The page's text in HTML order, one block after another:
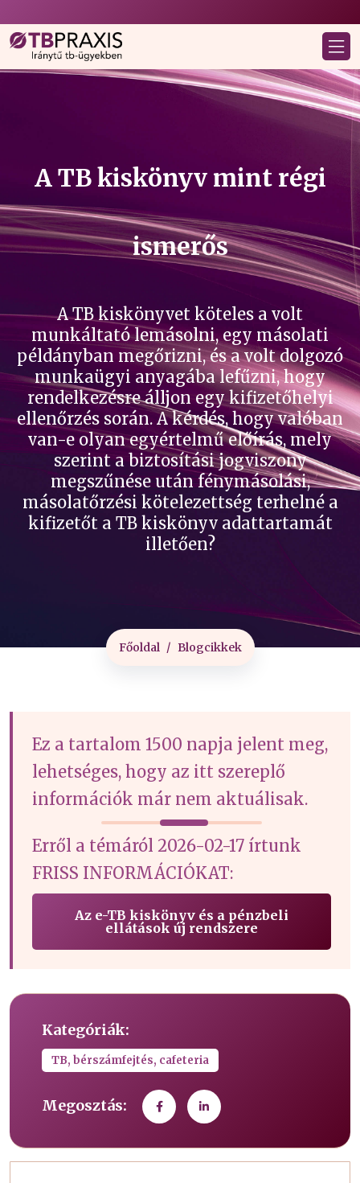
A TB kiskönyv mint régi
ismerős
A TB kiskönyvet köteles a volt
munkáltató lemásolni, egy másolati
példányban megőrizni, és a volt dolgozó
munkaügyi anyagába lefűzni, hogy
rendelkezésre álljon egy kifizetőhelyi
ellenőrzés során. A kérdés, hogy valóban
van-e olyan egyértelmű előírás, mely
szerint a biztosítási jogviszony
megszűnése után fénymásolási,
másolatőrzési kötelezettség terhelné a
kifizetőt a TB kiskönyv adattartamát
illetően?
Főoldal Blogcikkek
Ez a tartalom 1500 napja jelent meg,
lehetséges, hogy az itt szereplő
információk már nem aktuálisak.
Erről a témáról 2026-02-17 írtunk
FRISS INFORMÁCIÓKAT:
Az e-TB kiskönyv és a pénzbeli
ellátások új rendszere
Kategóriák:
TB, bérszámfejtés, cafeteria
Megosztás: